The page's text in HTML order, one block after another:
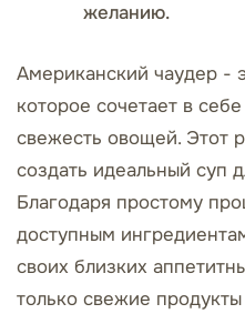
желанию.
Американский чаудер -
которое сочетает в
свежесть овощей. Этот
создать идеальный суп
Благодаря простому
доступным
своих близких
только свежие